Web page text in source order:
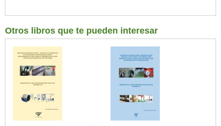
Otros libros que te pueden interesar